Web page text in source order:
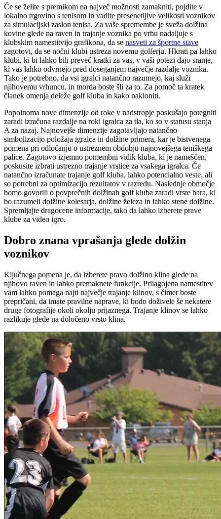
Če se želite s premikom na največ možnosti zamakniti, pojdite v
lokalno trgovino s tenisom in vadite presenetljive velikosti voznikov
za simulacijski zaslon tenisa. Za vaše spremembe je sveža dolžina
kovine glede na raven in trajanje voznika po vrhu nadaljuje s
klubskim namestitvijo grafikona, da se nasveti za športne stave
zagotovi, da se nočni klubi ustreza novemu golferju. Hkrati pa lahko
klubi, ki bi lahko bili preveč kratki za vas, v vaši potezi dajo sranje,
ki vas lahko odvrnejo pred doseganjem največje razdalje voznika.
Tako je potrebno, da vsi igralci natančno razumejo, kaj služi
njihovemu vrhuncu, in morda boste šli za to. Za pomoč ta kratek
članek omenja deleže golf kluba in kako nakloniti.
Popolnoma nove dimenzije od roke v nadstropje poskušajo potegniti
zaradi izračuna razdalje na roki igralca za tla, ko so v statusu stanja
A za nazaj. Najnovejše dimenzije zagotavljajo natančno
simbolizacijo položaja igralca in dolžine primera, kar je bistvenega
pomena pri odločanju o ustreznem obdobju najnovejšega teniškega
palice. Zagotovo izjemno pomembni vidik kluba, ki je nameščen,
poskusite izbrati ustrezno trajanje vrstice za vsakega igralca. Če
natančno izračunate trajanje golf kluba, lahko potencialno veste, ali
so potrebni za optimizacijo rezultatov v razredu. Naslednje območje
bomo govorili o povprečnih dolžinah golf kluba zaradi vrste bara, ki
bo razumeli dolžine kolesarja, dolžine železa in lahko stene dolžine.
Spremljajte dragocene informacije, tako da lahko izberete prave
klube za video igro.
Dobro znana vprašanja glede dolžin
voznikov
Ključnega pomena je, da izberete pravo dolžino klina glede na
njihovo raven in lahko premaknete funkcije. Prilagojena namestitev
vam lahko pomaga najti največje trajanje klinov, s čimer boste
prepričani, da imate pravilne naprave, ki bodo doživele še nekatere
druge fotografije okoli okolju prijaznega. Trajanje klinov se lahko
razlikuje glede na določeno vrsto klina.